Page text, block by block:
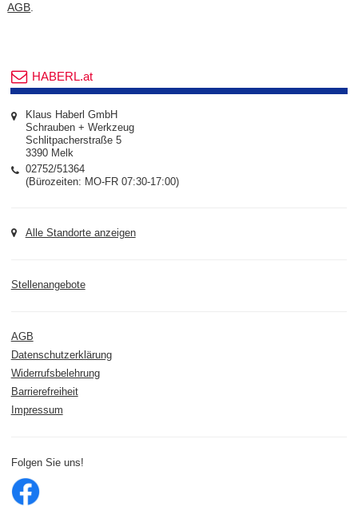
AGB
HABERL.at
Klaus Haberl GmbH
Schrauben + Werkzeug
Schlitpacherstraße 5
3390 Melk
02752/51364
(Bürozeiten: MO-FR 07:30-17:00)
Alle Standorte anzeigen
Stellenangebote
AGB
Datenschutzerklärung
Widerrufsbelehrung
Barrierefreiheit
Impressum
Folgen Sie uns!